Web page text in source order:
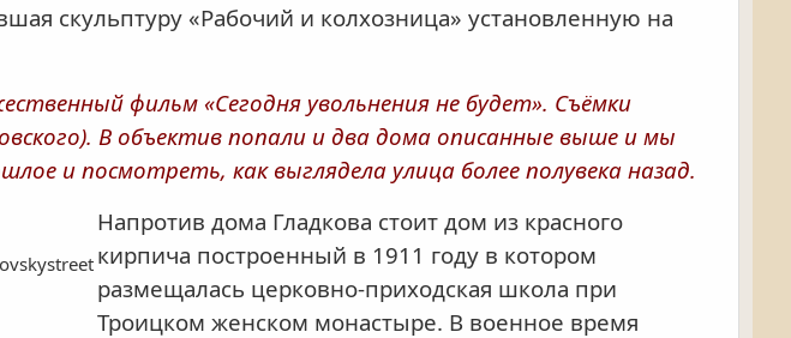
скульптуру «Рабочий и колхозница» установленную на
фильм «Сегодня увольнения не будет». Съёмки
В объектив попали и два дома описанные выше и мы
и посмотреть, как выглядела улица более полувека назад.
Напротив дома Гладкова стоит дом из красного
кирпича построенный в 1911 году в котором
размещалась церковно-приходская школа при
Троицком женском монастыре. В военное время